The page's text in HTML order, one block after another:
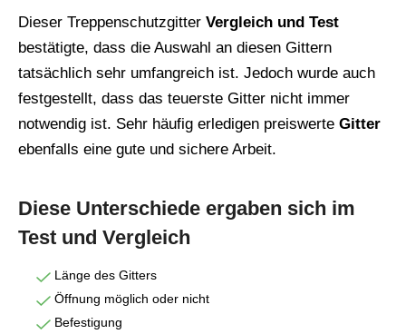
Dieser Treppenschutzgitter Vergleich und Test
bestätigte, dass die Auswahl an diesen Gittern
tatsächlich sehr umfangreich ist. Jedoch wurde auch
festgestellt, dass das teuerste Gitter nicht immer
notwendig ist. Sehr häufig erledigen preiswerte Gitter
ebenfalls eine gute und sichere Arbeit.
Diese Unterschiede ergaben sich im
Test und Vergleich
Länge des Gitters
Öffnung möglich oder nicht
Befestigung